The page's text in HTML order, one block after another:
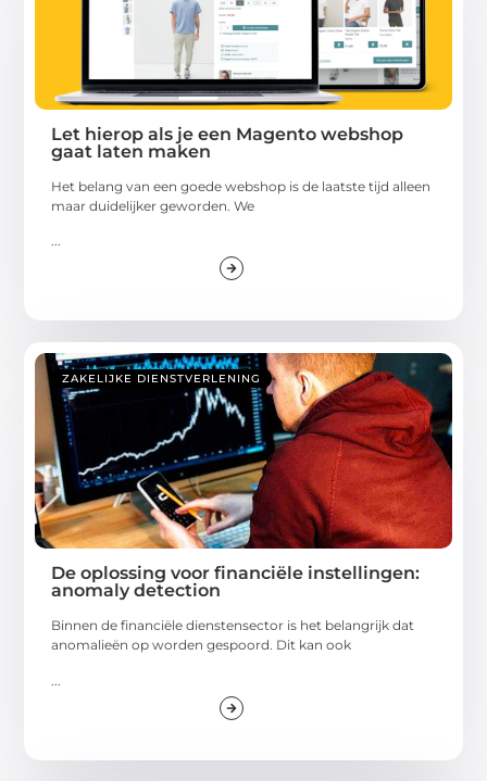
Let hierop als je een Magento webshop
gaat laten maken
Het belang van een goede webshop is de laatste tijd alleen
maar duidelijker geworden. We
...
ZAKELIJKE DIENSTVERLENING
De oplossing voor financiële instellingen:
anomaly detection
Binnen de financiële dienstensector is het belangrijk dat
anomalieën op worden gespoord. Dit kan ook